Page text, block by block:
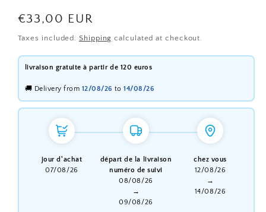
Regular
price
€33,00 EUR
Taxes included. Shipping calculated at checkout.
livraison gratuite à partir de 120 euros
🚚 Delivery from 12/08/26 to14/08/26
jour d'achat
07/08/26
départ de la livraison
numéro de suivi
08/08/26
→
09/08/26
chez vous
12/08/26
→
14/08/26